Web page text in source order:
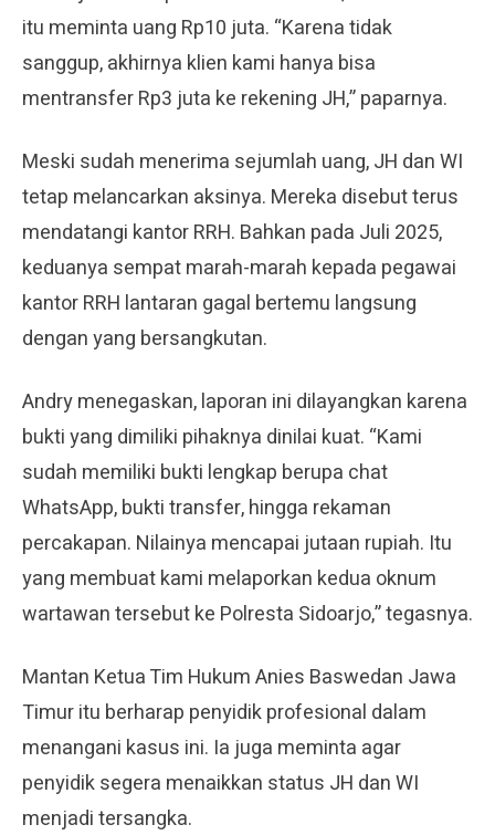
itu meminta uang Rp10 juta. “Karena tidak
sanggup, akhirnya klien kami hanya bisa
mentransfer Rp3 juta ke rekening JH,” paparnya.
Meski sudah menerima sejumlah uang, JH dan WI
tetap melancarkan aksinya. Mereka disebut terus
mendatangi kantor RRH. Bahkan pada Juli 2025,
keduanya sempat marah-marah kepada pegawai
kantor RRH lantaran gagal bertemu langsung
dengan yang bersangkutan.
Andry menegaskan, laporan ini dilayangkan karena
bukti yang dimiliki pihaknya dinilai kuat. “Kami
sudah memiliki bukti lengkap berupa chat
WhatsApp, bukti transfer, hingga rekaman
percakapan. Nilainya mencapai jutaan rupiah. Itu
yang membuat kami melaporkan kedua oknum
wartawan tersebut ke Polresta Sidoarjo,” tegasnya.
Mantan Ketua Tim Hukum Anies Baswedan Jawa
Timur itu berharap penyidik profesional dalam
menangani kasus ini. Ia juga meminta agar
penyidik segera menaikkan status JH dan WI
menjadi tersangka.